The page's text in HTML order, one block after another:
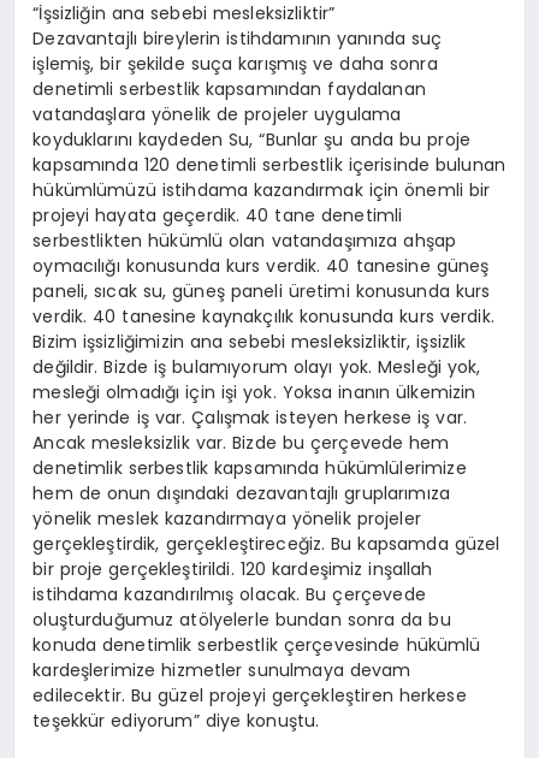
“İşsizliğin ana sebebi mesleksizliktir”
Dezavantajlı bireylerin istihdamının yanında suç
işlemiş, bir şekilde suça karışmış ve daha sonra
denetimli serbestlik kapsamından faydalanan
vatandaşlara yönelik de projeler uygulama
koyduklarını kaydeden Su, “Bunlar şu anda bu proje
kapsamında 120 denetimli serbestlik içerisinde bulunan
hükümlümüzü istihdama kazandırmak için önemli bir
projeyi hayata geçerdik. 40 tane denetimli
serbestlikten hükümlü olan vatandaşımıza ahşap
oymacılığı konusunda kurs verdik. 40 tanesine güneş
paneli, sıcak su, güneş paneli üretimi konusunda kurs
verdik. 40 tanesine kaynakçılık konusunda kurs verdik.
Bizim işsizliğimizin ana sebebi mesleksizliktir, işsizlik
değildir. Bizde iş bulamıyorum olayı yok. Mesleği yok,
mesleği olmadığı için işi yok. Yoksa inanın ülkemizin
her yerinde iş var. Çalışmak isteyen herkese iş var.
Ancak mesleksizlik var. Bizde bu çerçevede hem
denetimlik serbestlik kapsamında hükümlülerimize
hem de onun dışındaki dezavantajlı gruplarımıza
yönelik meslek kazandırmaya yönelik projeler
gerçekleştirdik, gerçekleştireceğiz. Bu kapsamda güzel
bir proje gerçekleştirildi. 120 kardeşimiz inşallah
istihdama kazandırılmış olacak. Bu çerçevede
oluşturduğumuz atölyelerle bundan sonra da bu
konuda denetimlik serbestlik çerçevesinde hükümlü
kardeşlerimize hizmetler sunulmaya devam
edilecektir. Bu güzel projeyi gerçekleştiren herkese
teşekkür ediyorum” diye konuştu.